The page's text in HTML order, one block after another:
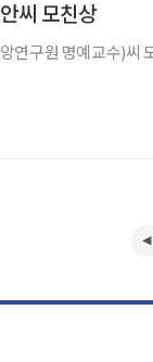
씨 모친상
구원 명예교수)씨